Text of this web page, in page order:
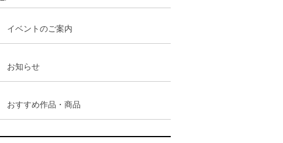
イベントのご案内
お知らせ
おすすめ作品・商品